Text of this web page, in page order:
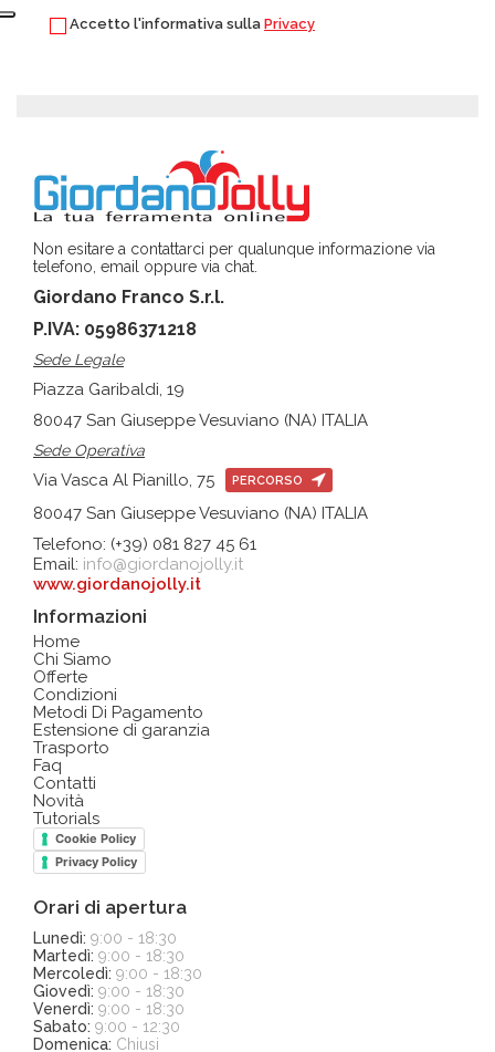
Accetto l'informativa sulla Privacy
Non esitare a contattarci per qualunque informazione via
telefono, email oppure via chat.
Giordano Franco S.r.l.
P.IVA: 05986371218
Sede Legale
Piazza Garibaldi, 19
80047 San Giuseppe Vesuviano (NA) ITALIA
Sede Operativa
Via Vasca Al Pianillo, 75 PERCORSO
80047 San Giuseppe Vesuviano (NA) ITALIA
Telefono: (+39) 081 827 45 61
Email: info@giordanojolly.it
www.giordanojolly.it
Informazioni
Home
Chi Siamo
Offerte
Condizioni
Metodi Di Pagamento
Estensione di garanzia
Trasporto
Faq
Contatti
Novità
Tutorials
Cookie Policy
Privacy Policy
Orari di apertura
Lunedì: 9:00 - 18:30
Martedì: 9:00 - 18:30
Mercoledì: 9:00 - 18:30
Giovedì: 9:00 - 18:30
Venerdì: 9:00 - 18:30
Sabato: 9:00 - 12:30
Domenica: Chiusi